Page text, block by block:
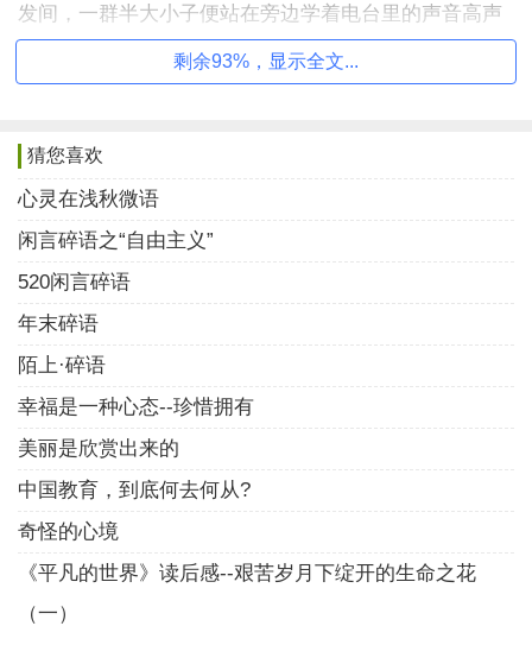
发间，一群半大小子便站在旁边学着电台里的声音高声
调侃，嗒嘀嗒，嗒嘀嗒，小喇叭开始广播啦！然后就是
相互追打的笑声一片。
了曾经熟悉的大片土地，渐渐认同了那些为了美化市容
而栽种的各类名贵花草树木。但无论时光如何流逝环境
如何变迁，那些从小到大存储于脑海中的记忆终究是抹
不掉的，因此随着年龄的增长也就有了一种怀旧的心
理，若是有一天能够偶遇或者邂逅了曾经熟悉的东西，
内心自是激动和欢喜的。
就像这一蓬开在城市小区绿化带里的牵牛花，它虽
不名贵但也无比亲切，像极了我们天真无邪的少年时
代，和青涩懵懂的青春时光，无论在外人的眼里是怎样
浅秋碎语的散文随笔2
剩余93%，显示全文...
猜您喜欢
心灵在浅秋微语
闲言碎语之“自由主义”
520闲言碎语
年末碎语
陌上·碎语
幸福是一种心态--珍惜拥有
美丽是欣赏出来的
中国教育，到底何去何从?
奇怪的心境
《平凡的世界》读后感--艰苦岁月下绽开的生命之花
（一）